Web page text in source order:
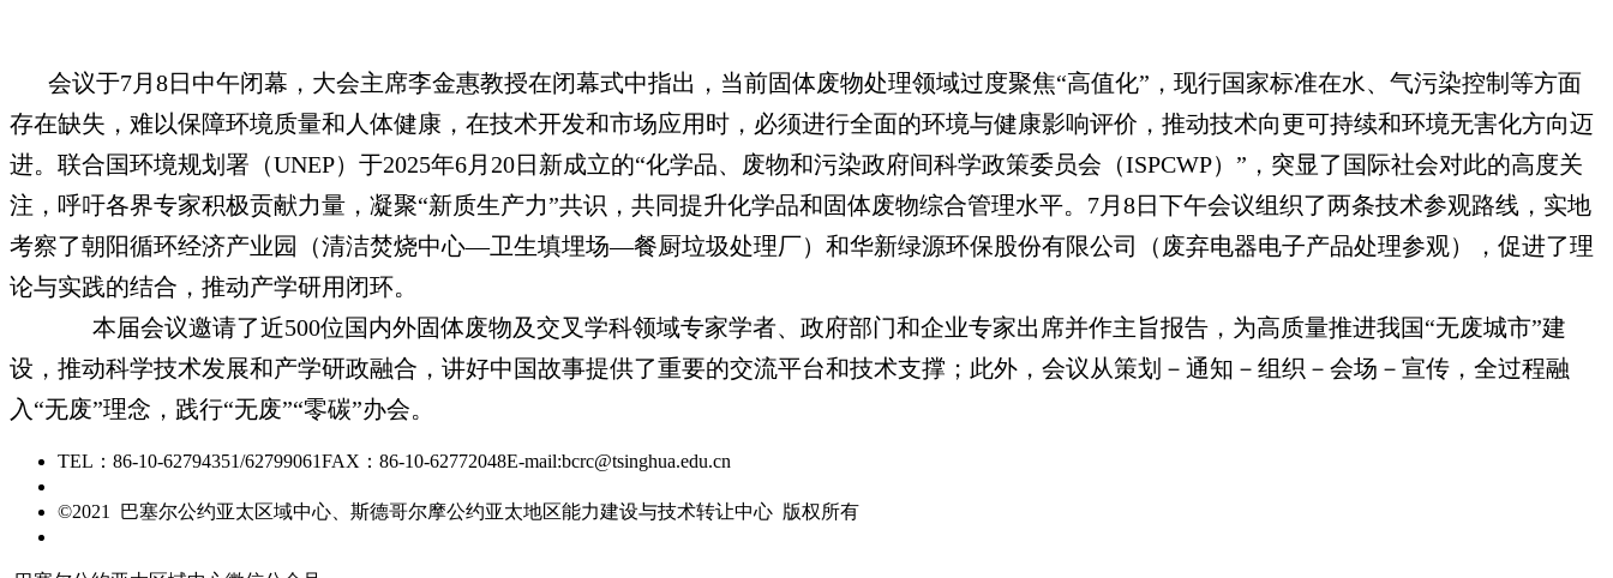
会议于7月8日中午闭幕，大会主席李金惠教授在闭幕式中指出，当前固体废物处理领域过度聚焦“高值化”，现行国家标准在水、气污染控制等方面
存在缺失，难以保障环境质量和人体健康，在技术开发和市场应用时，必须进行全面的环境与健康影响评价，推动技术向更可持续和环境无害化方向迈
进。联合国环境规划署（UNEP）于2025年6月20日新成立的“化学品、废物和污染政府间科学政策委员会（ISPCWP）”，突显了国际社会对此的高度关
注，呼吁各界专家积极贡献力量，凝聚“新质生产力”共识，共同提升化学品和固体废物综合管理水平。7月8日下午会议组织了两条技术参观路线，实地
考察了朝阳循环经济产业园（清洁焚烧中心—卫生填埋场—餐厨垃圾处理厂）和华新绿源环保股份有限公司（废弃电器电子产品处理参观），促进了理
论与实践的结合，推动产学研用闭环。
本届会议邀请了近500位国内外固体废物及交叉学科领域专家学者、政府部门和企业专家出席并作主旨报告，为高质量推进我国“无废城市”建
设，推动科学技术发展和产学研政融合，讲好中国故事提供了重要的交流平台和技术支撑；此外，会议从策划－通知－组织－会场－宣传，全过程融
入“无废”理念，践行“无废”“零碳”办会。
TEL：86-10-62794351/62799061FAX：86-10-62772048E-mail:bcrc@tsinghua.edu.cn
©2021 巴塞尔公约亚太区域中心、斯德哥尔摩公约亚太地区能力建设与技术转让中心 版权所有